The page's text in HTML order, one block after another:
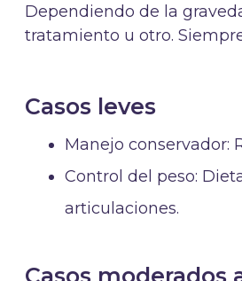
Dependiendo de la
tratamiento u otro.
Casos leves
Manejo conservador:
Control del peso:
articulaciones.
Casos moderados